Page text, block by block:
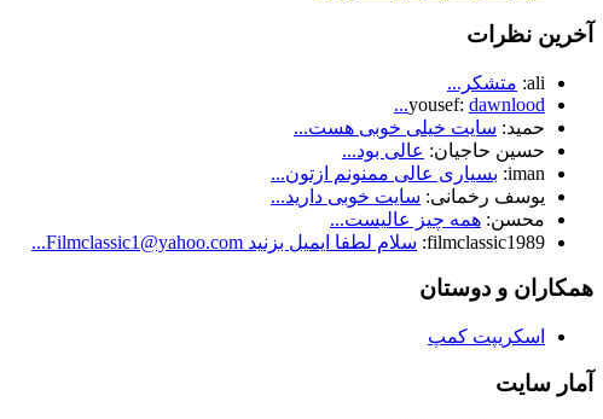
آخرین نظرات
ali: متشکر...
yousef: dawnlood...
حمید: سایت خیلی خوبی هست...
حسین حاجیان: عالی بود...
iman: بسیاری عالی ممنونم ازتون...
یوسف رخمانی: سایت خوبی دارید...
محسن: همه چیز عالیست...
filmclassic1989: سلام لطفا ایمیل بزنید Filmclassic1@yahoo.com...
همکاران و دوستان
اسکریپت کمپ
آمار سایت